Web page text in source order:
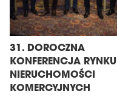
31. DOROCZNA
KONFERENCJA RYNKU
NIERUCHOMOŚCI
KOMERCYJNYCH